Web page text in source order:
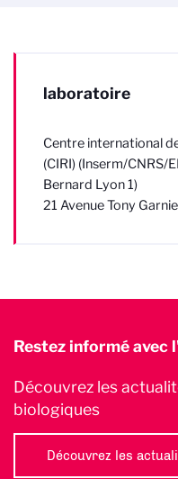
laboratoire
Centre international
(CIRI) (Inserm/CNRS/
Bernard Lyon 1)
21 Avenue Tony
Restez informé avec
Découvrez les
biologiques
Découvrez les